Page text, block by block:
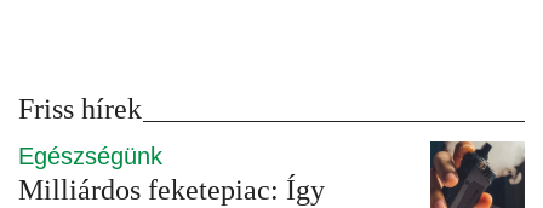
Friss hírek
Egészségünk
Milliárdos feketepiac: Így